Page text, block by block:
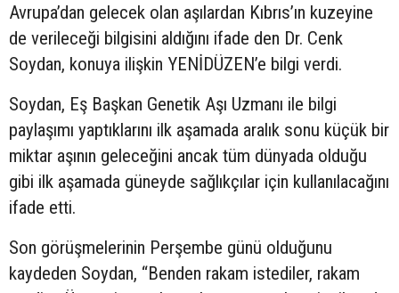
Avrupa’dan gelecek olan aşılardan Kıbrıs’ın kuzeyine
de verileceği bilgisini aldığını ifade den Dr. Cenk
Soydan, konuya ilişkin YENİDÜZEN’e bilgi verdi.
Soydan, Eş Başkan Genetik Aşı Uzmanı ile bilgi
paylaşımı yaptıklarını ilk aşamada aralık sonu küçük bir
miktar aşının geleceğini ancak tüm dünyada olduğu
gibi ilk aşamada güneyde sağlıkçılar için kullanılacağını
ifade etti.
Son görüşmelerinin Perşembe günü olduğunu
kaydeden Soydan, “Benden rakam istediler, rakam